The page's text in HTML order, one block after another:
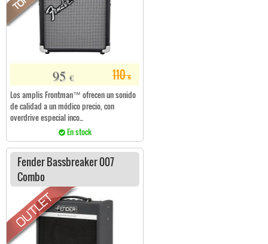
110€
95 €
Los amplis Frontman™ ofrecen un sonido
de calidad a un módico precio, con
overdrive especial inco...
En stock
Fender Bassbreaker 007
Combo